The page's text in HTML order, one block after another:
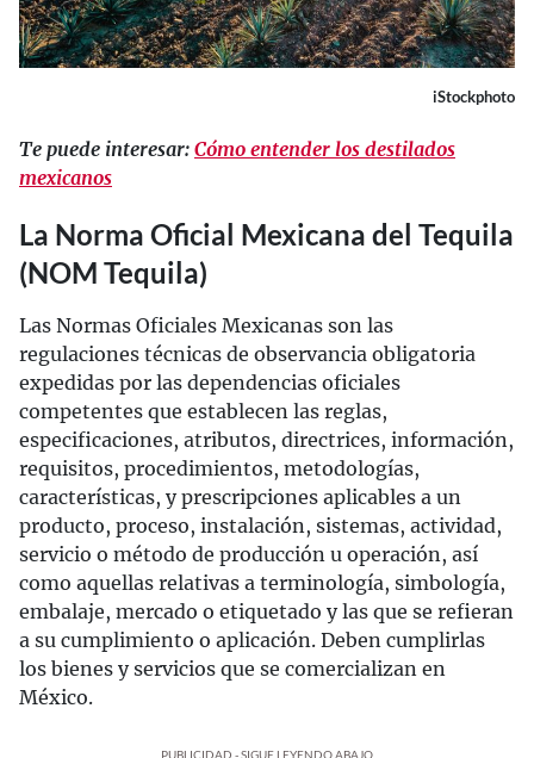
iStockphoto
Te puede interesar: Cómo entender los destilados
mexicanos
La Norma Oficial Mexicana del Tequila
(NOM Tequila)
Las Normas Oficiales Mexicanas son las
regulaciones técnicas de observancia obligatoria
expedidas por las dependencias oficiales
competentes que establecen las reglas,
especificaciones, atributos, directrices, información,
requisitos, procedimientos, metodologías,
características, y prescripciones aplicables a un
producto, proceso, instalación, sistemas, actividad,
servicio o método de producción u operación, así
como aquellas relativas a terminología, simbología,
embalaje, mercado o etiquetado y las que se refieran
a su cumplimiento o aplicación. Deben cumplirlas
los bienes y servicios que se comercializan en
México.
PUBLICIDAD - SIGUE LEYENDO ABAJO